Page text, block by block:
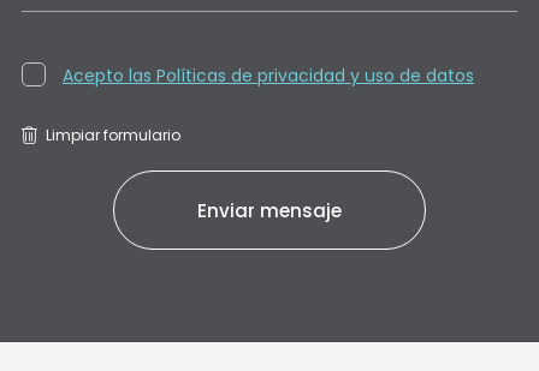
Acepto las Políticas de privacidad y uso de datos
Limpiar formulario